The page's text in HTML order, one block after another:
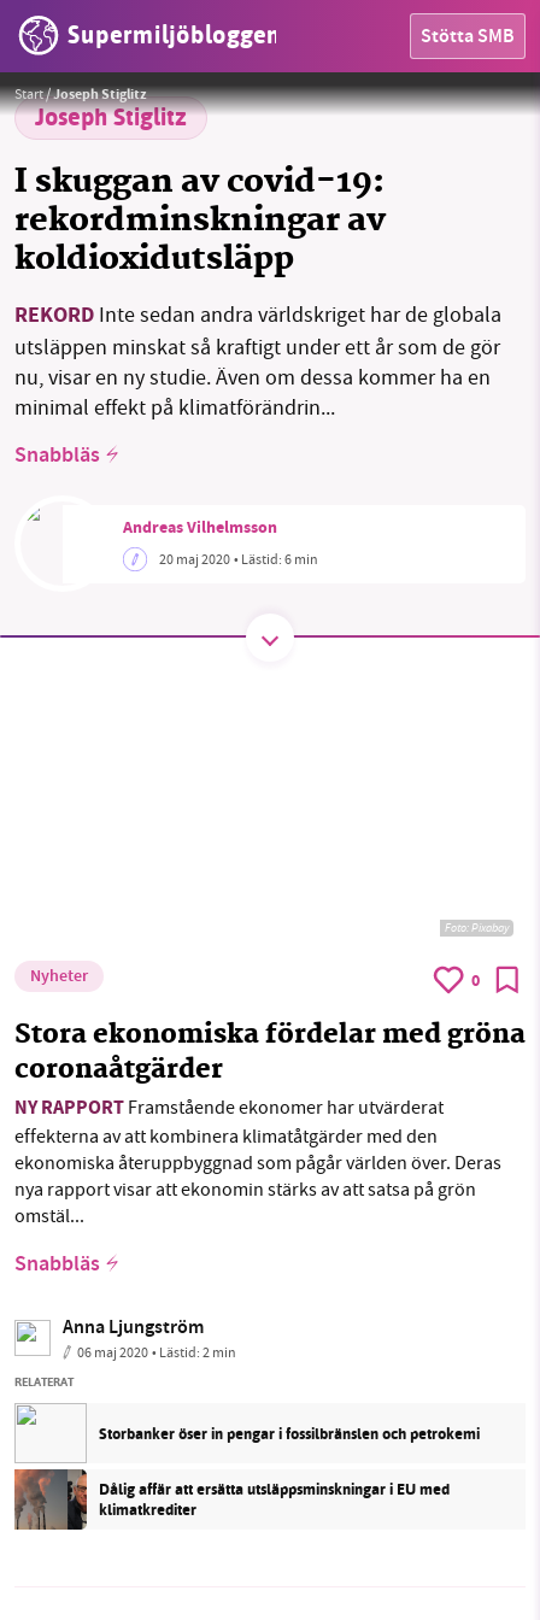
Supermiljöbloggen Stötta SMB
OMRÅDEN
MILJÖFAKTA
OM OSS
Sök Sparade inlägg Tipsa oss
Facebook Instagram
Start/Joseph Stiglitz
Joseph Stiglitz
I skuggan av covid-19:
rekordminskningar av
koldioxidutsläpp
REKORD Inte sedan andra världskriget har de globala
utsläppen minskat så kraftigt under ett år som de gör
nu, visar en ny studie. Även om dessa kommer ha en
minimal effekt på klimatförändrin...
Snabbläs
Andreas Vilhelmsson
20 maj 2020• Lästid:6 min
Foto:Pixabay
Foto:Pixabay
Nyheter 0
Stora ekonomiska fördelar med gröna
coronaåtgärder
NY RAPPORT Framstående ekonomer har utvärderat
effekterna av att kombinera klimatåtgärder med den
ekonomiska återuppbyggnad som pågår världen över. Deras
nya rapport visar att ekonomin stärks av att satsa på grön
omstäl...
Snabbläs
Anna Ljungström
06 maj 2020• Lästid:2 min
RELATERAT
Storbanker öser in pengar i fossilbränslen och petrokemi
Dålig affär att ersätta utsläppsminskningar i EU med
klimatkrediter
SMB kämpar för en hållbar framtid. Sedan